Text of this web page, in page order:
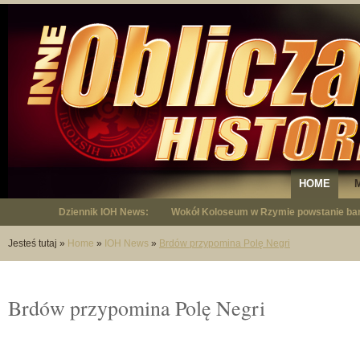
HOME
Dziennik IOH News: Wokół Koloseum w Rzymie powstanie
"Niepodległy - opowieść o Januszu
Jesteś tutaj » Home » IOH News » Brdów przypomina Polę Negri
Brdów przypomina Polę Negri